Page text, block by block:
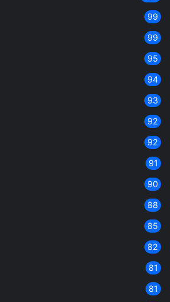
99
99
95
94
93
92
92
91
90
88
85
82
81
81